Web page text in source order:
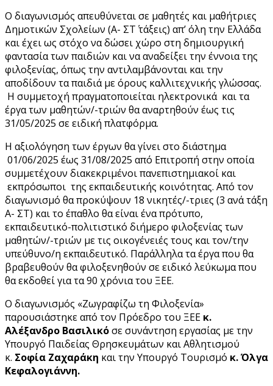
Ο διαγωνισμός απευθύνεται σε μαθητές και μαθήτριες
Δημοτικών Σχολείων (Α- ΣΤ΄ τάξεις) απ’ όλη την Ελλάδα
και έχει ως στόχο να δώσει χώρο στη δημιουργική
φαντασία των παιδιών και να αναδείξει την έννοια της
φιλοξενίας, όπως την αντιλαμβάνονται και την
αποδίδουν τα παιδιά με όρους καλλιτεχνικής γλώσσας.
Η συμμετοχή πραγματοποιείται ηλεκτρονικά και τα
έργα των μαθητών/-τριών θα αναρτηθούν έως τις
31/05/2025 σε ειδική πλατφόρμα.
Η αξιολόγηση των έργων θα γίνει στο διάστημα
01/06/2025 έως 31/08/2025 από Επιτροπή στην οποία
συμμετέχουν διακεκριμένοι πανεπιστημιακοί και
εκπρόσωποι της εκπαιδευτικής κοινότητας. Από τον
διαγωνισμό θα προκύψουν 18 νικητές/-τριες (3 ανά τάξη
Α- ΣΤ) και το έπαθλο θα είναι ένα πρότυπο,
εκπαιδευτικό-πολιτιστικό διήμερο φιλοξενίας των
μαθητών/-τριών με τις οικογένειές τους και τον/την
υπεύθυνο/η εκπαιδευτικό. Παράλληλα τα έργα που θα
βραβευθούν θα φιλοξενηθούν σε ειδικό λεύκωμα που
θα εκδοθεί για τα 90 χρόνια του ΞΕΕ.
Ο διαγωνισμός «Ζωγραφίζω τη Φιλοξενία»
παρουσιάστηκε από τον Πρόεδρο του ΞΕΕ κ.
Αλέξανδρο Βασιλικόσε συνάντηση εργασίας με την
Υπουργό Παιδείας Θρησκευμάτων και Αθλητισμού
κ. Σοφία Ζαχαράκη και την Υπουργό Τουρισμό κ. Όλγα
Κεφαλογιάννη.